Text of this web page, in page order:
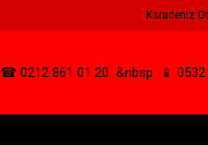
Karadeniz
☎ 0212 861 01 20 &nbsp 📱